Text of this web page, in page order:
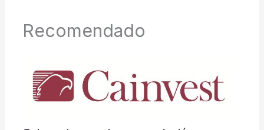
Recomendado